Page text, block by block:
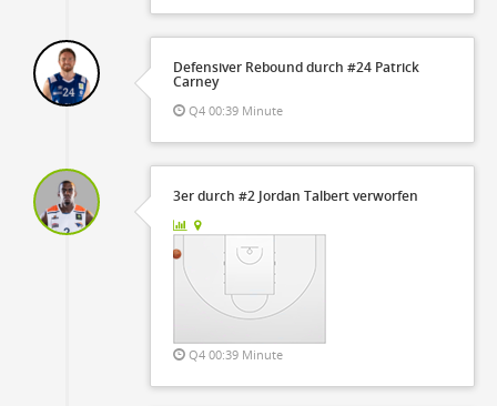
Defensiver Rebound durch #24 Patrick
Carney
Q4 00:39 Minute
3er durch #2 Jordan Talbert verworfen
Q4 00:39 Minute